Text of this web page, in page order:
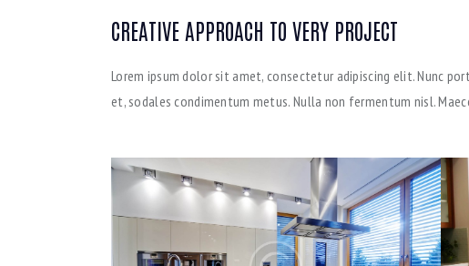
CREATIVE APPROACH TO VERY PROJECT
Lorem ipsum dolor sit amet, consectetur adipiscing elit. Nunc
et, sodales condimentum metus. Nulla non fermentum nisl.